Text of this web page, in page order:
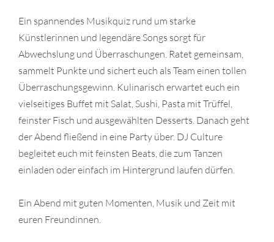
Ein spannendes Musikquiz rund um starke
Künstlerinnen und legendäre Songs sorgt für
Abwechslung und Überraschungen. Ratet gemeinsam,
sammelt Punkte und sichert euch als Team einen tollen
Überraschungsgewinn. Kulinarisch erwartet euch ein
vielseitiges Buffet mit Salat, Sushi, Pasta mit Trüffel,
feinster Fisch und ausgewählten Desserts. Danach geht
der Abend fließend in eine Party über. DJ Culture
begleitet euch mit feinsten Beats, die zum Tanzen
einladen oder einfach im Hintergrund laufen dürfen.
Ein Abend mit guten Momenten, Musik und Zeit mit
euren Freundinnen.